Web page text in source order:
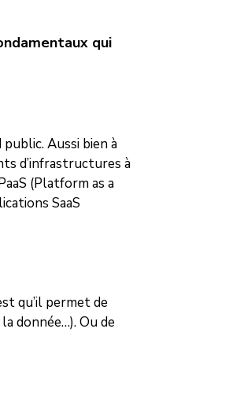
qui
Aussi bien à
d’infrastructures à
(Platform as a
SaaS
qu’il permet de
donnée…). Ou de